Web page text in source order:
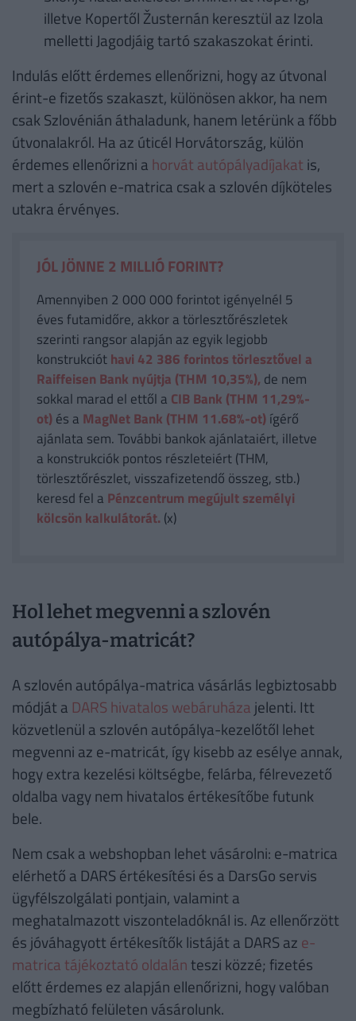
illetve Kopertől Žusternán keresztül az Izola
melletti Jagodjáig tartó szakaszokat érinti.
Indulás előtt érdemes ellenőrizni, hogy az útvonal
érint-e fizetős szakaszt, különösen akkor, ha nem
csak Szlovénián áthaladunk, hanem letérünk a főbb
útvonalakról. Ha az úticél Horvátország, külön
érdemes ellenőrizni a horvát autópályadíjakat is,
mert a szlovén e-matrica csak a szlovén díjköteles
utakra érvényes.
JÓL JÖNNE 2 MILLIÓ FORINT?
Amennyiben 2 000 000 forintot igényelnél 5
éves futamidőre, akkor a törlesztőrészletek
szerinti rangsor alapján az egyik legjobb
konstrukcióthavi 42 386 forintos törlesztővel a
Raiffeisen Bank nyújtja (THM 10,35%), de nem
sokkal marad el ettől a CIB Bank (THM 11,29%-
ot)és a MagNet Bank (THM 11.68%-ot)ígérő
ajánlata sem. További bankok ajánlataiért, illetve
a konstrukciók pontos részleteiért (THM,
törlesztőrészlet, visszafizetendő összeg, stb.)
keresd fel a Pénzcentrum megújult személyi
kölcsön kalkulátorát. (x)
Hol lehet megvenni a szlovén
autópálya-matricát?
A szlovén autópálya-matrica vásárlás legbiztosabb
módját a DARS hivatalos webáruháza jelenti. Itt
közvetlenül a szlovén autópálya-kezelőtől lehet
megvenni az e-matricát, így kisebb az esélye annak,
hogy extra kezelési költségbe, felárba, félrevezető
oldalba vagy nem hivatalos értékesítőbe futunk
bele.
Nem csak a webshopban lehet vásárolni: e-matrica
elérhető a DARS értékesítési és a DarsGo servis
ügyfélszolgálati pontjain, valamint a
meghatalmazott viszonteladóknál is. Az ellenőrzött
és jóváhagyott értékesítők listáját a DARS az e-
matrica tájékoztató oldalán teszi közzé; fizetés
előtt érdemes ez alapján ellenőrizni, hogy valóban
megbízható felületen vásárolunk.